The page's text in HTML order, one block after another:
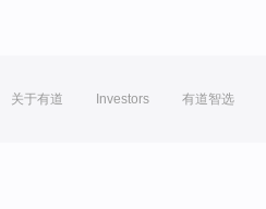
关于有道 Investors 有道智选